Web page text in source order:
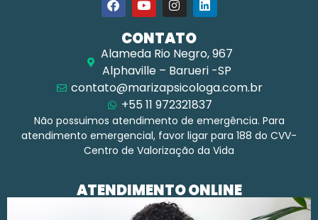
CONTATO
Alameda Rio Negro, 967
Alphaville – Barueri -SP
contato@marizapsicologa.com.br
+55 11 972321837
Não possuimos atendimento de emergência. Para
atendimento emergencial, favor ligar para 188 do CVV-
Centro de Valorização da Vida
ATENDIMENTO ONLINE